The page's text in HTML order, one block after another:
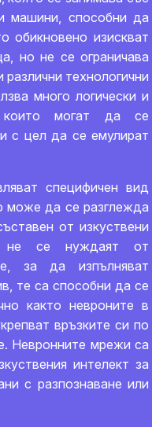
машини, способни да
обикновено изискват
но не се ограничава
технологични
много логически и
които могат да се
с цел да се емулират
специфичен вид
може да се разглежда
от изкуствени
не се нуждаят от
за да изпълняват
те са способни да се
както невроните в
връзките си по
Невронните мрежи са
интелект за
с разпознаване или